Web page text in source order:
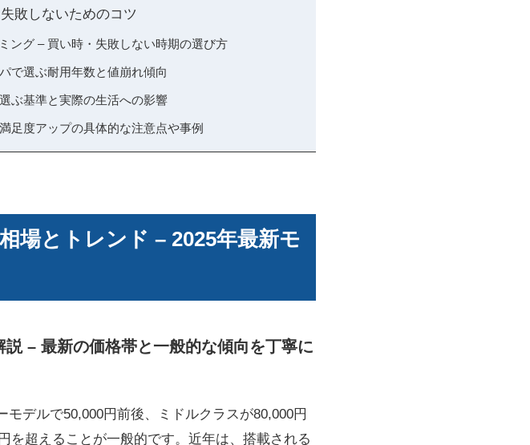
敗しないためのコツ
ング – 買い時・失敗しない時期の選び方
で選ぶ耐用年数と値崩れ傾向
ぶ基準と実際の生活への影響
足度アップの具体的な注意点や事例
場とトレンド – 2025年最新モ
– 最新の価格帯と一般的な傾向を丁寧に
デルで50,000円前後、ミドルクラスが80,000円
を超えることが一般的です。近年は、搭載される